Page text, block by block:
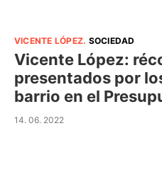
VICENTE LÓPEZ. SOCIEDAD
Vicente López:
presentados por
barrio en el
14. 06. 2022